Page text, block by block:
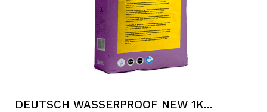
DEUTSCH WASSERPROOF NEW 1K...